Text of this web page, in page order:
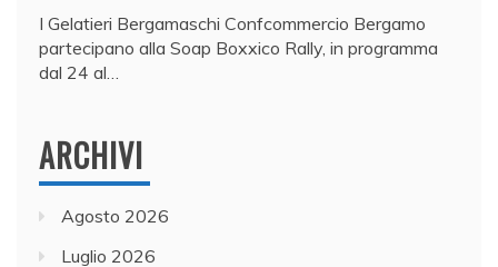
I Gelatieri Bergamaschi Confcommercio Bergamo
partecipano alla Soap Boxxico Rally, in programma
dal 24 al…
ARCHIVI
Agosto 2026
Luglio 2026